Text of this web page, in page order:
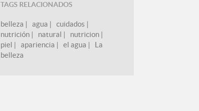
TAGS RELACIONADOS
belleza | agua | cuidados |
nutrición | natural | nutricion |
piel | apariencia | el agua | La
belleza